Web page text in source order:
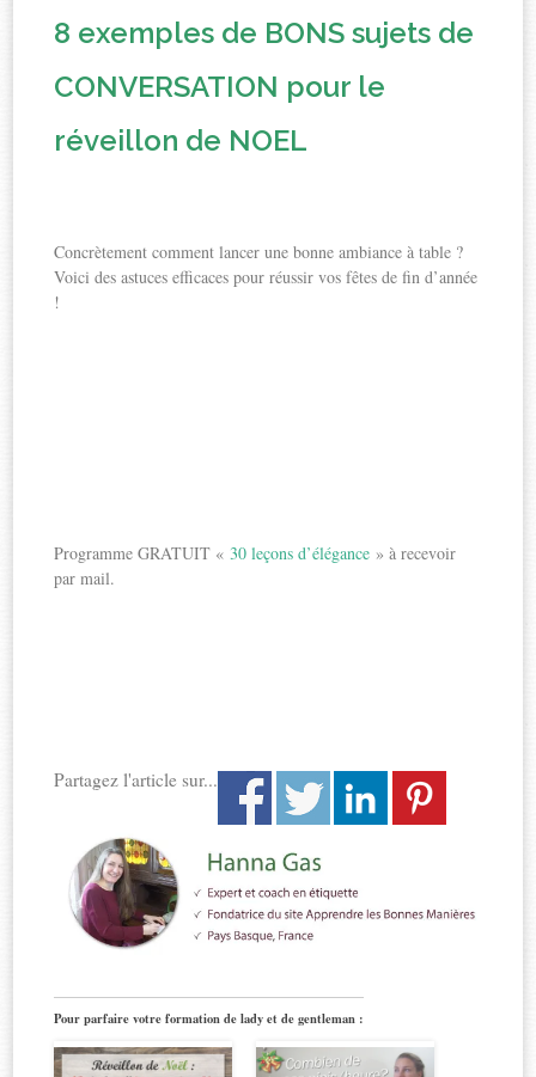
8 exemples de BONS sujets de
CONVERSATION pour le
réveillon de NOEL
Concrètement comment lancer une bonne ambiance à table ?
Voici des astuces efficaces pour réussir vos fêtes de fin d’année
!
Programme GRATUIT «30 leçons d’élégance » à recevoir
par mail.
Partagez l'article sur...
Pour parfaire votre formation de lady et de gentleman :